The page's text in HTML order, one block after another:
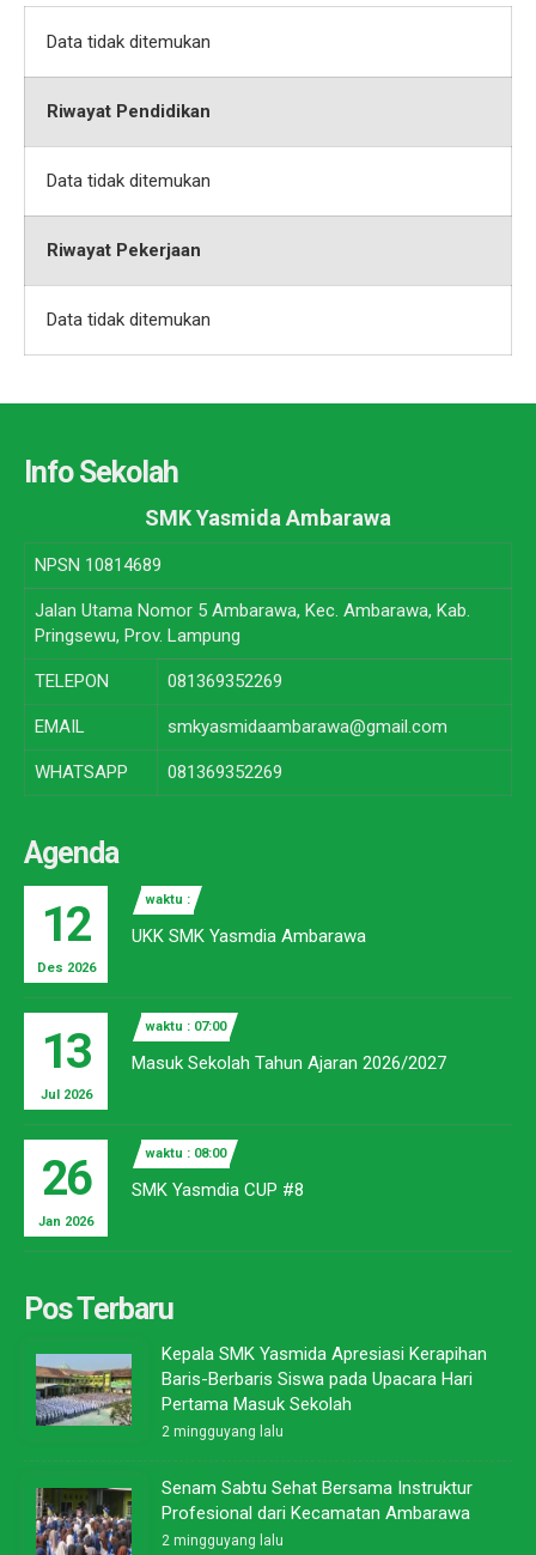
Data tidak ditemukan
Riwayat Pendidikan
Data tidak ditemukan
Riwayat Pekerjaan
Data tidak ditemukan
Info Sekolah
SMK Yasmida Ambarawa
NPSN 10814689
Jalan Utama Nomor 5 Ambarawa, Kec. Ambarawa, Kab.
Pringsewu, Prov. Lampung
TELEPON 081369352269
EMAIL smkyasmidaambarawa@gmail.com
WHATSAPP 081369352269
Agenda
12
Des 2026
waktu :
UKK SMK Yasmdia Ambarawa
13
Jul 2026
waktu : 07:00
Masuk Sekolah Tahun Ajaran 2026/2027
26
Jan 2026
waktu : 08:00
SMK Yasmdia CUP #8
Pos Terbaru
Kepala SMK Yasmida Apresiasi Kerapihan
Baris-Berbaris Siswa pada Upacara Hari
Pertama Masuk Sekolah
2 mingguyang lalu
Senam Sabtu Sehat Bersama Instruktur
Profesional dari Kecamatan Ambarawa
2 mingguyang lalu